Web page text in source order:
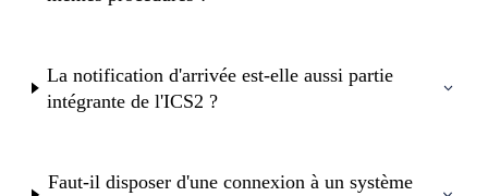
La notification d'arrivée est-elle aussi partie
intégrante de l'ICS2 ?
Faut-il disposer d'une connexion à un système